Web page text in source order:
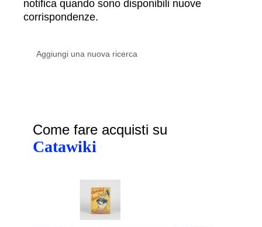
notifica quando sono disponibili nuove
corrispondenze.
Come fare acquisti su
Catawiki